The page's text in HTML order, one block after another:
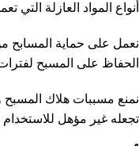
أنواع المواد العازلة التي
نعمل على حماية المسابح
الحفاظ على المسبح
نمنع مسببات هلاك
تجعله غير مؤهل